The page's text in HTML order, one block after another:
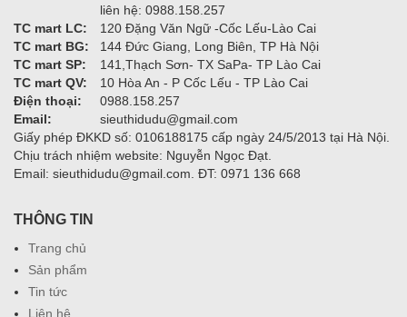
liên hệ: 0988.158.257
TC mart LC:
120 Đặng Văn Ngữ -Cốc Lếu-Lào Cai
TC mart BG:
144 Đức Giang, Long Biên, TP Hà Nội
TC mart SP:
141,Thạch Sơn- TX SaPa- TP Lào Cai
TC mart QV:
10 Hòa An - P Cốc Lếu - TP Lào Cai
Điện thoại:
0988.158.257
Email:
sieuthidudu@gmail.com
Giấy phép ĐKKD số: 0106188175 cấp ngày 24/5/2013 tại Hà Nội.
Chịu trách nhiệm website: Nguyễn Ngọc Đạt.
Email: sieuthidudu@gmail.com. ĐT: 0971 136 668
THÔNG TIN
Trang chủ
Sản phẩm
Tin tức
Liên hệ